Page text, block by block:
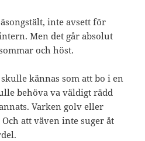
inte avsett för
Men det går absolut
och höst.
kännas som att bo i en
behöva va väldigt rädd
Varken golv eller
att väven inte suger åt